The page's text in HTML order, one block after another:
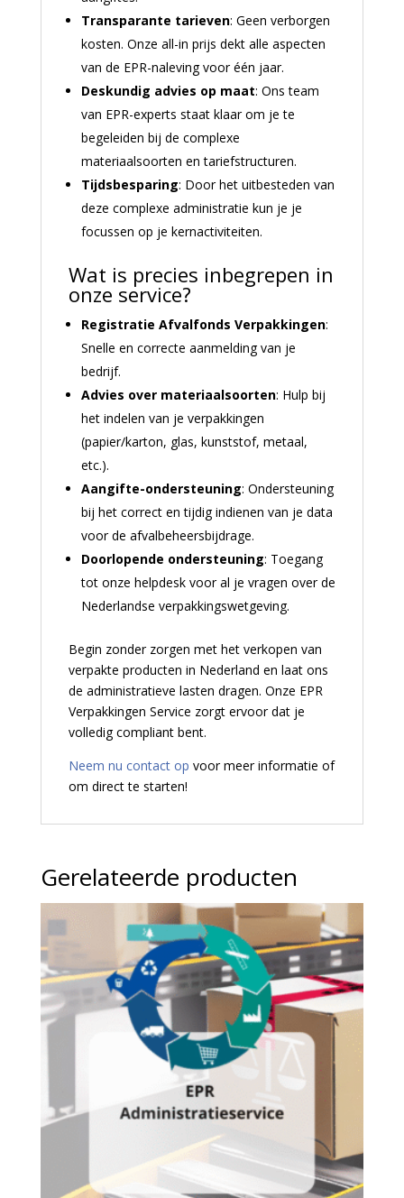
Transparante tarieven: Geen verborgen
kosten. Onze all-in prijs dekt alle aspecten
van de EPR-naleving voor één jaar.
Deskundig advies op maat: Ons team
van EPR-experts staat klaar om je te
begeleiden bij de complexe
materiaalsoorten en tariefstructuren.
Tijdsbesparing: Door het uitbesteden van
deze complexe administratie kun je je
focussen op je kernactiviteiten.
Wat is precies inbegrepen in
onze service?
Registratie Afvalfonds Verpakkingen:
Snelle en correcte aanmelding van je
bedrijf.
Advies over materiaalsoorten: Hulp bij
het indelen van je verpakkingen
(papier/karton, glas, kunststof, metaal,
etc.).
Aangifte-ondersteuning: Ondersteuning
bij het correct en tijdig indienen van je data
voor de afvalbeheersbijdrage.
Doorlopende ondersteuning: Toegang
tot onze helpdesk voor al je vragen over de
Nederlandse verpakkingswetgeving.
Begin zonder zorgen met het verkopen van
verpakte producten in Nederland en laat ons
de administratieve lasten dragen. Onze EPR
Verpakkingen Service zorgt ervoor dat je
volledig compliant bent.
Neem nu contact op voor meer informatie of
om direct te starten!
Gerelateerde producten